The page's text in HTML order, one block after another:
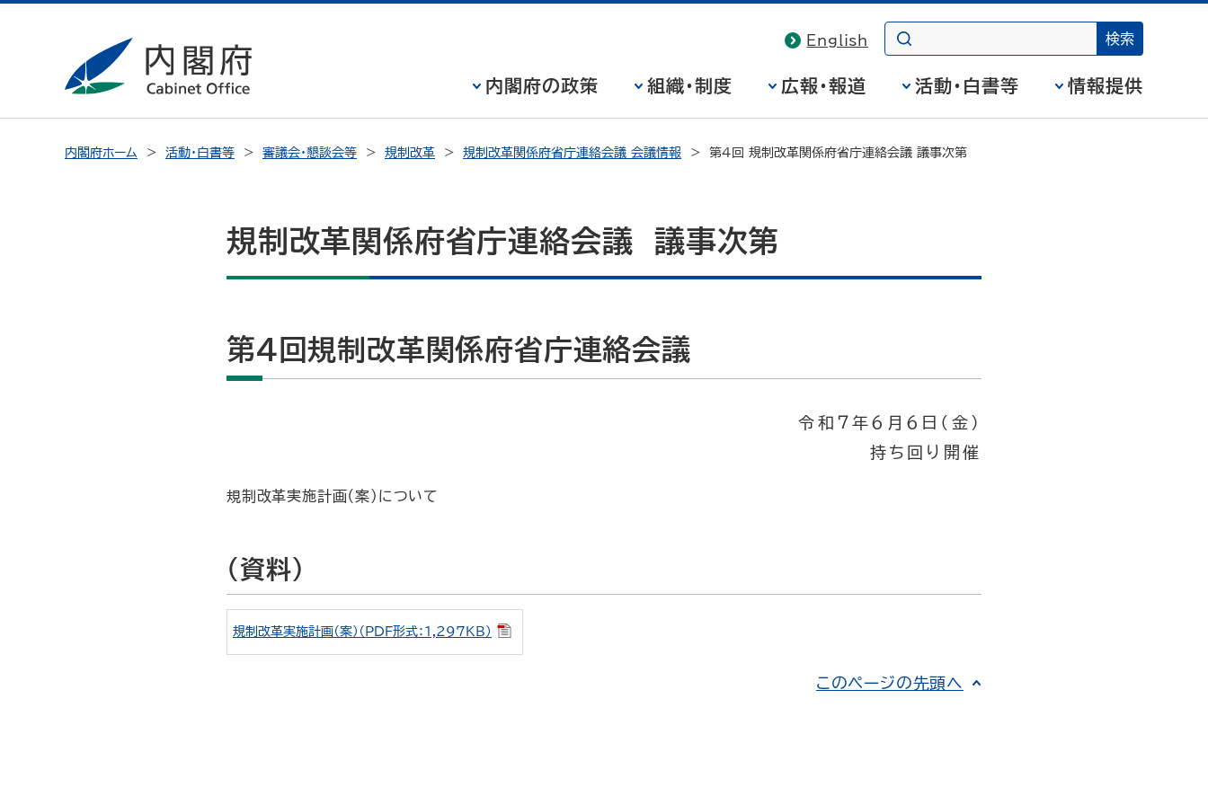
English
内閣府の政策 組織・制度 広報・報道 活動・白書等 情報提供
内閣府ホーム 活動・白書等 審議会・懇談会等 規制改革 規制改革関係府省庁連絡会議 会議情報 第４回 規制改革関係府省庁連絡会議 議事次第
規制改革関係府省庁連絡会議 議事次第
第４回規制改革関係府省庁連絡会議
令和７年６月６日（金）
持ち回り開催
規制改革実施計画（案）について
（資料）
規制改革実施計画（案）（PDF形式：1,297KB）
このページの先頭へ